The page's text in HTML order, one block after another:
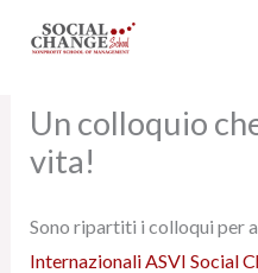
Un colloquio
vita!
Sono ripartiti i colloqui per
Internazionali ASVI Social